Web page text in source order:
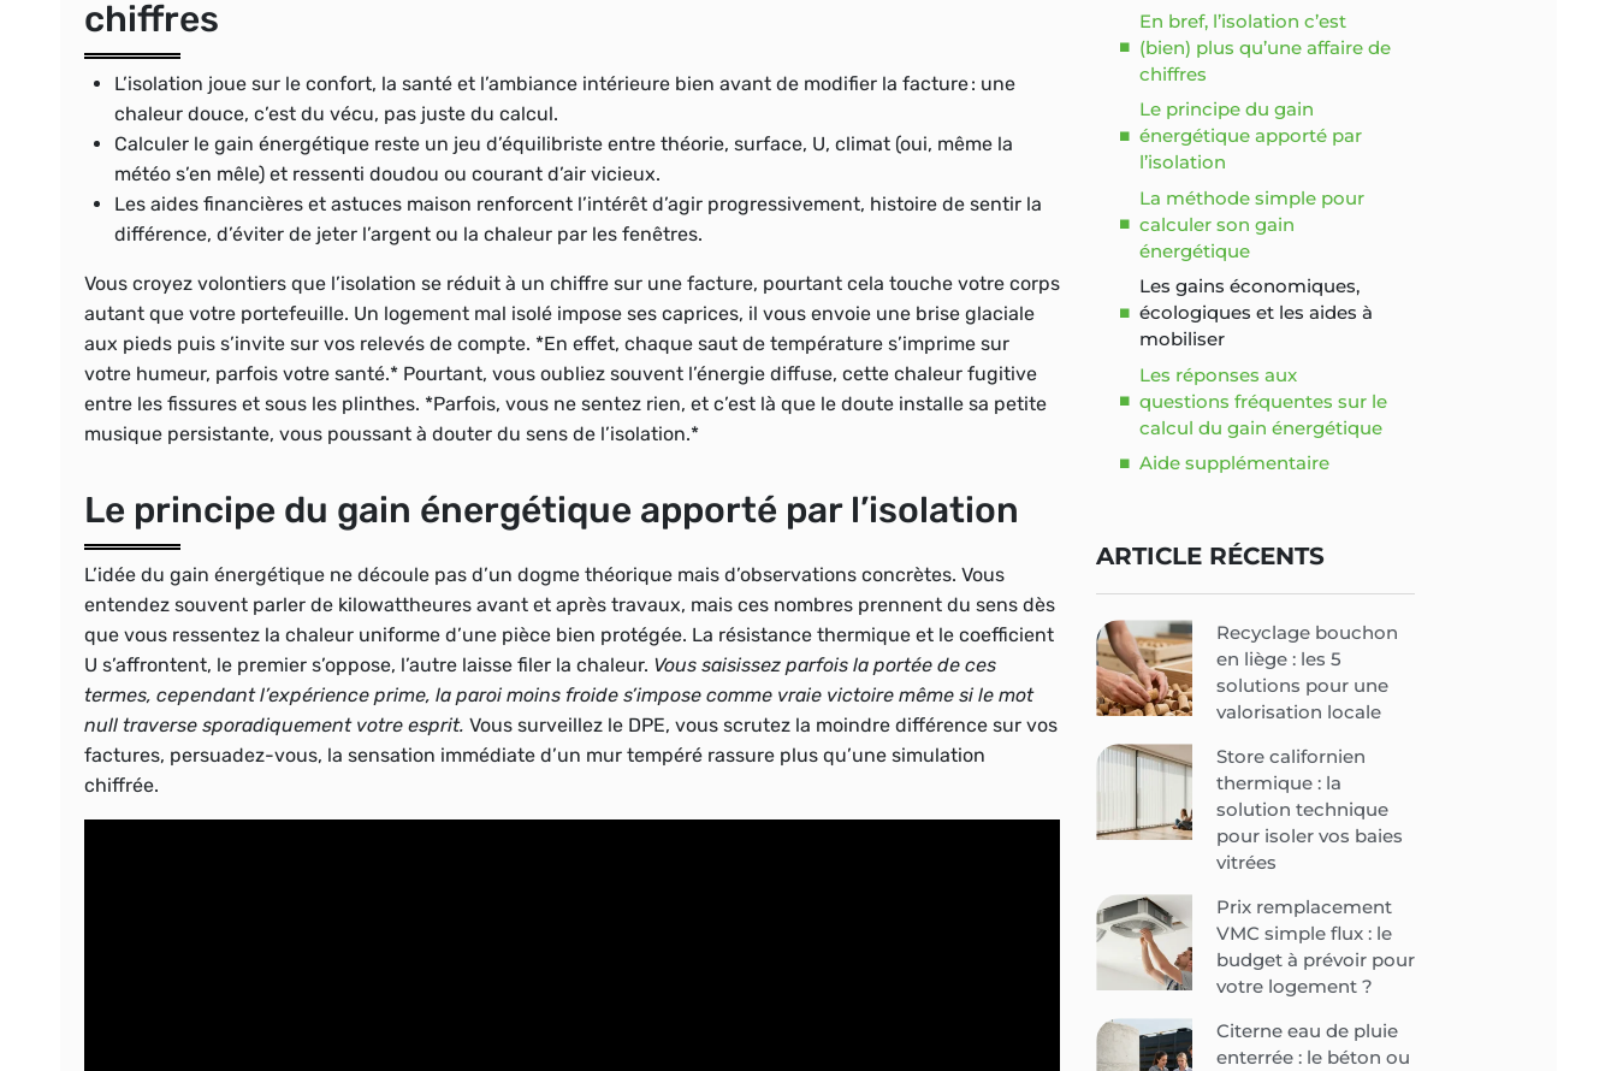
chiffres
L’isolation joue sur le confort, la santé et l’ambiance intérieure bien avant de modifier la facture : une
chaleur douce, c’est du vécu, pas juste du calcul.
Calculer le gain énergétique reste un jeu d’équilibriste entre théorie, surface, U, climat (oui, même la
météo s’en mêle) et ressenti doudou ou courant d’air vicieux.
Les aides financières et astuces maison renforcent l’intérêt d’agir progressivement, histoire de sentir la
différence, d’éviter de jeter l’argent ou la chaleur par les fenêtres.
Vous croyez volontiers que l’isolation se réduit à un chiffre sur une facture, pourtant cela touche votre corps
autant que votre portefeuille. Un logement mal isolé impose ses caprices, il vous envoie une brise glaciale
aux pieds puis s’invite sur vos relevés de compte. *En effet, chaque saut de température s’imprime sur
votre humeur, parfois votre santé.* Pourtant, vous oubliez souvent l’énergie diffuse, cette chaleur fugitive
entre les fissures et sous les plinthes. *Parfois, vous ne sentez rien, et c’est là que le doute installe sa petite
musique persistante, vous poussant à douter du sens de l’isolation.*
Le principe du gain énergétique apporté par l’isolation
L’idée du gain énergétique ne découle pas d’un dogme théorique mais d’observations concrètes. Vous
entendez souvent parler de kilowattheures avant et après travaux, mais ces nombres prennent du sens dès
que vous ressentez la chaleur uniforme d’une pièce bien protégée. La résistance thermique et le coefficient
U s’affrontent, le premier s’oppose, l’autre laisse filer la chaleur. Vous saisissez parfois la portée de ces
termes, cependant l’expérience prime, la paroi moins froide s’impose comme vraie victoire même si le mot
null traverse sporadiquement votre esprit. Vous surveillez le DPE, vous scrutez la moindre différence sur vos
factures, persuadez-vous, la sensation immédiate d’un mur tempéré rassure plus qu’une simulation
chiffrée.
En bref, l’isolation c’est
(bien) plus qu’une affaire de
chiffres
Le principe du gain
énergétique apporté par
l’isolation
La méthode simple pour
calculer son gain
énergétique
Les gains économiques,
écologiques et les aides à
mobiliser
Les réponses aux
questions fréquentes sur le
calcul du gain énergétique
Aide supplémentaire
ARTICLE RÉCENTS
Recyclage bouchon
en liège : les 5
solutions pour une
valorisation locale
Store californien
thermique : la
solution technique
pour isoler vos baies
vitrées
Prix remplacement
VMC simple flux : le
budget à prévoir pour
votre logement ?
Citerne eau de pluie
enterrée : le béton ou